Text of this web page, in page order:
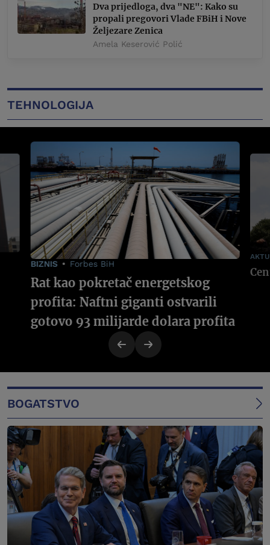
Dva prijedloga, dva "NE": Kako su
propali pregovori Vlade FBiH i Nove
Željezare Zenica
Amela Keserović Polić
TEHNOLOGIJA
BIZNIS Forbes BiH
Rat kao pokretač energetskog
profita: Naftni giganti ostvarili
gotovo 93 milijarde dolara profita
BOGATSTVO